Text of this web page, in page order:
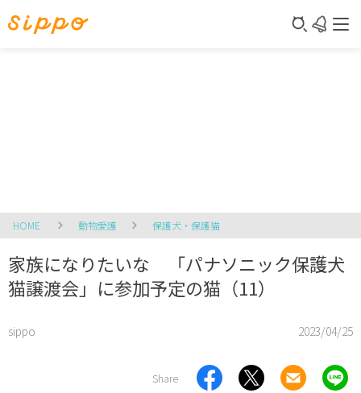
HOME 動物愛護 保護犬・保護猫
家族になりたいな 「パナソニック保護犬
猫譲渡会」に参加予定の猫（11）
sippo 2023/04/25
Share